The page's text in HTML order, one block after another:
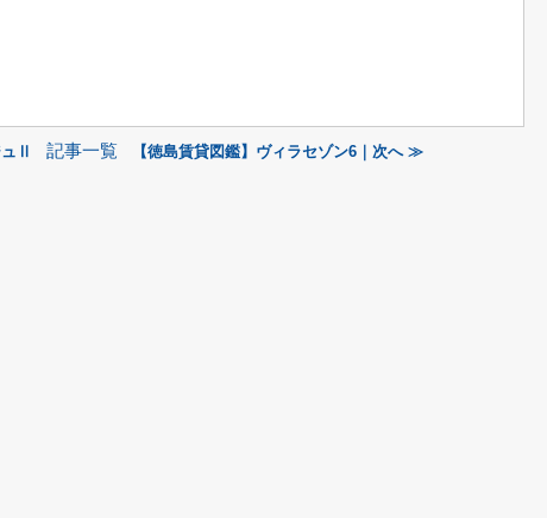
Ⅱ 記事一覧 【徳島賃貸図鑑】ヴィラセゾン6｜次へ ≫